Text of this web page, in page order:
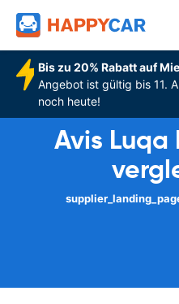
Bis zu 20% Rabatt auf
Angebot ist gültig bis 11.
noch heute!
Avis